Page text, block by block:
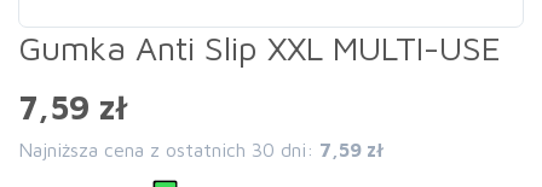
Gumka Anti Slip XXL MULTI-USE
7,59 zł
Najniższa cena z ostatnich 30 dni: 7,59 zł